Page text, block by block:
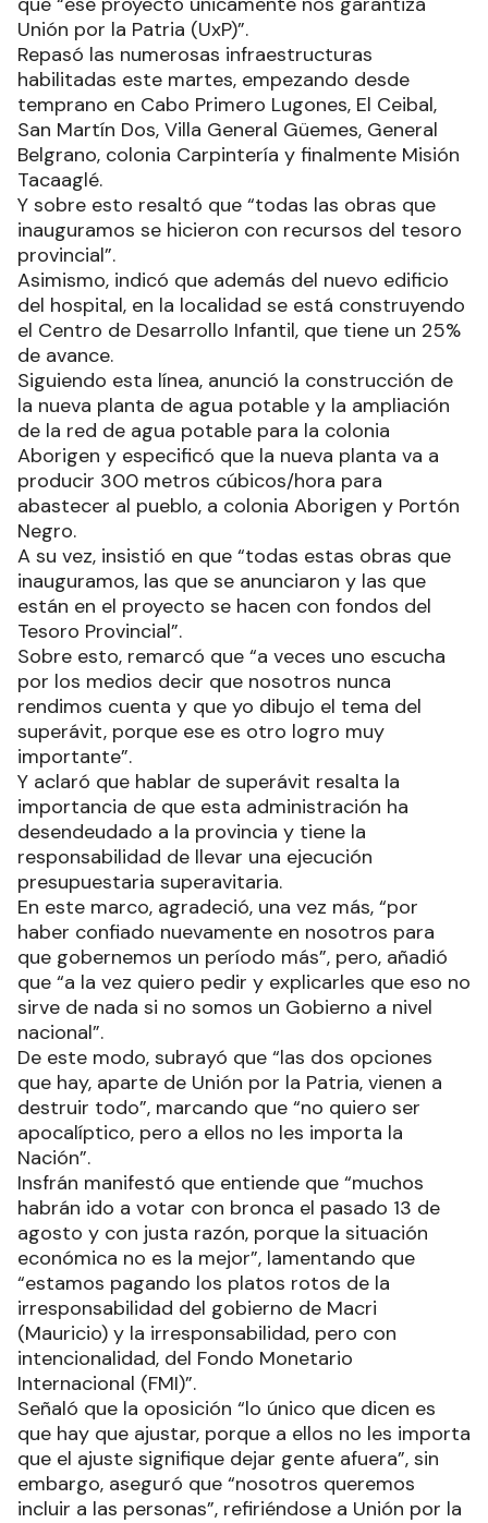
Unión por la Patria (UxP)”.
Repasó las numerosas infraestructuras
habilitadas este martes, empezando desde
temprano en Cabo Primero Lugones, El Ceibal,
San Martín Dos, Villa General Güemes, General
Belgrano, colonia Carpintería y finalmente Misión
Tacaaglé.
Y sobre esto resaltó que “todas las obras que
inauguramos se hicieron con recursos del tesoro
provincial”.
Asimismo, indicó que además del nuevo edificio
del hospital, en la localidad se está construyendo
el Centro de Desarrollo Infantil, que tiene un 25%
de avance.
Siguiendo esta línea, anunció la construcción de
la nueva planta de agua potable y la ampliación
de la red de agua potable para la colonia
Aborigen y especificó que la nueva planta va a
producir 300 metros cúbicos/hora para
abastecer al pueblo, a colonia Aborigen y Portón
Negro.
A su vez, insistió en que “todas estas obras que
inauguramos, las que se anunciaron y las que
están en el proyecto se hacen con fondos del
Tesoro Provincial”.
Sobre esto, remarcó que “a veces uno escucha
por los medios decir que nosotros nunca
rendimos cuenta y que yo dibujo el tema del
superávit, porque ese es otro logro muy
importante”.
Y aclaró que hablar de superávit resalta la
importancia de que esta administración ha
desendeudado a la provincia y tiene la
responsabilidad de llevar una ejecución
presupuestaria superavitaria.
En este marco, agradeció, una vez más, “por
haber confiado nuevamente en nosotros para
que gobernemos un período más”, pero, añadió
que “a la vez quiero pedir y explicarles que eso no
sirve de nada si no somos un Gobierno a nivel
nacional”.
De este modo, subrayó que “las dos opciones
que hay, aparte de Unión por la Patria, vienen a
destruir todo”, marcando que “no quiero ser
apocalíptico, pero a ellos no les importa la
Nación”.
Insfrán manifestó que entiende que “muchos
habrán ido a votar con bronca el pasado 13 de
agosto y con justa razón, porque la situación
económica no es la mejor”, lamentando que
“estamos pagando los platos rotos de la
irresponsabilidad del gobierno de Macri
(Mauricio) y la irresponsabilidad, pero con
intencionalidad, del Fondo Monetario
Internacional (FMI)”.
Señaló que la oposición “lo único que dicen es
que hay que ajustar, porque a ellos no les importa
que el ajuste signifique dejar gente afuera”, sin
embargo, aseguró que “nosotros queremos
incluir a las personas”, refiriéndose a Unión por la